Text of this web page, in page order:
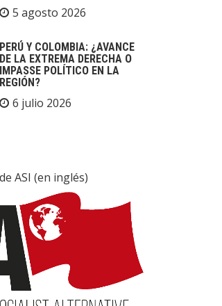
5 agosto 2026
PERÚ Y COLOMBIA: ¿AVANCE
DE LA EXTREMA DERECHA O
IMPASSE POLÍTICO EN LA
REGIÓN?
6 julio 2026
ASI (en inglés)